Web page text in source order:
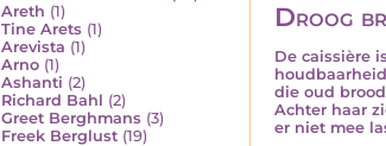
Areth (1)
Tine Arets (1)
Arevista (1)
Arno (1)
Ashanti (2)
Richard Bahl (2)
Greet Berghmans (3)
Freek Berglust (19)
Droog
De caissière
die oud
Achter haar
er niet mee